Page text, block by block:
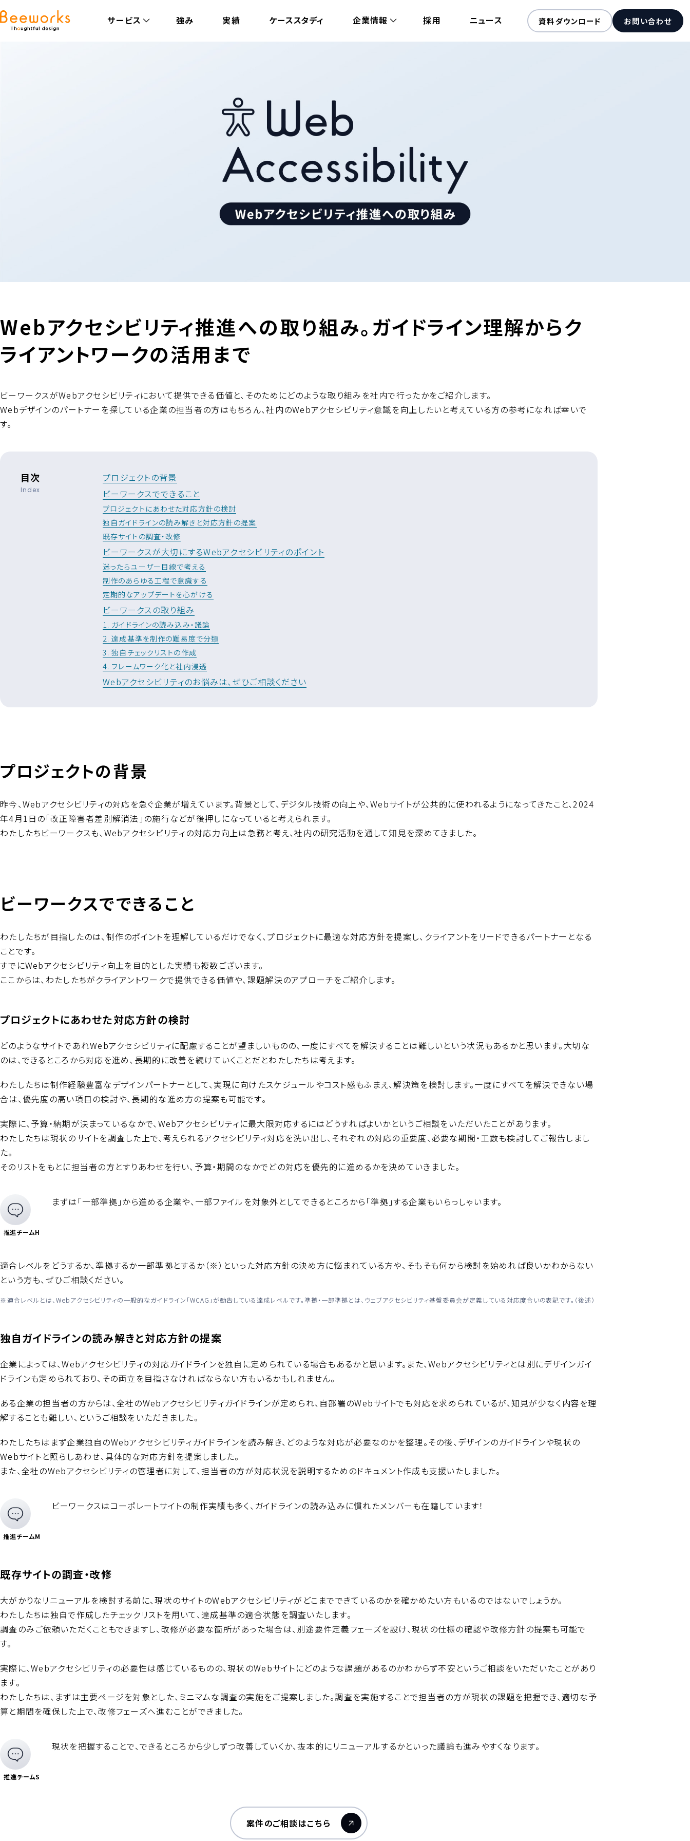
サービス 強み 実績 ケーススタディ 企業情報 採用 ニュース 資料ダウンロード お問い合わせ
Webアクセシビリティ推進への取り組み。ガイドライン理解からク
ライアントワークの活用まで
ビーワークスがWebアクセシビリティにおいて提供できる価値と、そのためにどのような取り組みを社内で行ったかをご紹介します。
Webデザインのパートナーを探している企業の担当者の方はもちろん、社内のWebアクセシビリティ意識を向上したいと考えている方の参考になれば幸いで
す。
目次
Index
プロジェクトの背景
ビーワークスでできること
プロジェクトにあわせた対応方針の検討
独自ガイドラインの読み解きと対応方針の提案
既存サイトの調査・改修
ビーワークスが大切にするWebアクセシビリティのポイント
迷ったらユーザー目線で考える
制作のあらゆる工程で意識する
定期的なアップデートを心がける
ビーワークスの取り組み
1. ガイドラインの読み込み・議論
2. 達成基準を制作の難易度で分類
3. 独自チェックリストの作成
4. フレームワーク化と社内浸透
Webアクセシビリティのお悩みは、ぜひご相談ください
プロジェクトの背景
昨今、Webアクセシビリティの対応を急ぐ企業が増えています。背景として、デジタル技術の向上や、Webサイトが公共的に使われるようになってきたこと、2024
年4月1日の「改正障害者差別解消法」の施行などが後押しになっていると考えられます。
わたしたちビーワークスも、Webアクセシビリティの対応力向上は急務と考え、社内の研究活動を通して知見を深めてきました。
ビーワークスでできること
わたしたちが目指したのは、制作のポイントを理解しているだけでなく、プロジェクトに最適な対応方針を提案し、クライアントをリードできるパートナーとなる
ことです。
すでにWebアクセシビリティ向上を目的とした実績も複数ございます。
ここからは、わたしたちがクライアントワークで提供できる価値や、課題解決のアプローチをご紹介します。
プロジェクトにあわせた対応方針の検討
どのようなサイトであれWebアクセシビリティに配慮することが望ましいものの、一度にすべてを解決することは難しいという状況もあるかと思います。大切な
のは、できるところから対応を進め、長期的に改善を続けていくことだとわたしたちは考えます。
わたしたちは制作経験豊富なデザインパートナーとして、実現に向けたスケジュールやコスト感もふまえ、解決策を検討します。一度にすべてを解決できない場
合は、優先度の高い項目の検討や、長期的な進め方の提案も可能です。
実際に、予算・納期が決まっているなかで、Webアクセシビリティに最大限対応するにはどうすればよいかというご相談をいただいたことがあります。
わたしたちは現状のサイトを調査した上で、考えられるアクセシビリティ対応を洗い出し、それぞれの対応の重要度、必要な期間・工数も検討してご報告しまし
た。
そのリストをもとに担当者の方とすりあわせを行い、予算・期間のなかでどの対応を優先的に進めるかを決めていきました。
推進チームH
まずは「一部準拠」から進める企業や、一部ファイルを対象外としてできるところから「準拠」する企業もいらっしゃいます。
適合レベルをどうするか、準拠するか一部準拠とするか（※）といった対応方針の決め方に悩まれている方や、そもそも何から検討を始めれば良いかわからない
という方も、ぜひご相談ください。
適合レベルとは、Webアクセシビリティの一般的なガイドライン「WCAG」が勧告している達成レベルです。準拠・一部準拠とは、ウェブアクセシビリティ基盤委員会が定義している対応度合いの表記です。（後述）
独自ガイドラインの読み解きと対応方針の提案
企業によっては、Webアクセシビリティの対応ガイドラインを独自に定められている場合もあるかと思います。また、Webアクセシビリティとは別にデザインガイ
ドラインも定められており、その両立を目指さなければならない方もいるかもしれません。
ある企業の担当者の方からは、全社のWebアクセシビリティガイドラインが定められ、自部署のWebサイトでも対応を求められているが、知見が少なく内容を理
解することも難しい、というご相談をいただきました。
わたしたちはまず企業独自のWebアクセシビリティガイドラインを読み解き、どのような対応が必要なのかを整理。その後、デザインのガイドラインや現状の
Webサイトと照らしあわせ、具体的な対応方針を提案しました。
また、全社のWebアクセシビリティの管理者に対して、担当者の方が対応状況を説明するためのドキュメント作成も支援いたしました。
推進チームM
ビーワークスはコーポレートサイトの制作実績も多く、ガイドラインの読み込みに慣れたメンバーも在籍しています！
既存サイトの調査・改修
大がかりなリニューアルを検討する前に、現状のサイトのWebアクセシビリティがどこまでできているのかを確かめたい方もいるのではないでしょうか。
わたしたちは独自で作成したチェックリストを用いて、達成基準の適合状態を調査いたします。
調査のみご依頼いただくこともできますし、改修が必要な箇所があった場合は、別途要件定義フェーズを設け、現状の仕様の確認や改修方針の提案も可能で
す。
実際に、Webアクセシビリティの必要性は感じているものの、現状のWebサイトにどのような課題があるのかわからず不安というご相談をいただいたことがあり
ます。
わたしたちは、まずは主要ページを対象とした、ミニマムな調査の実施をご提案しました。調査を実施することで担当者の方が現状の課題を把握でき、適切な予
算と期間を確保した上で、改修フェーズへ進むことができました。
推進チームS
現状を把握することで、できるところから少しずつ改善していくか、抜本的にリニューアルするかといった議論も進みやすくなります。
案件のご相談はこちら
（新しいウィンドウが開きます）